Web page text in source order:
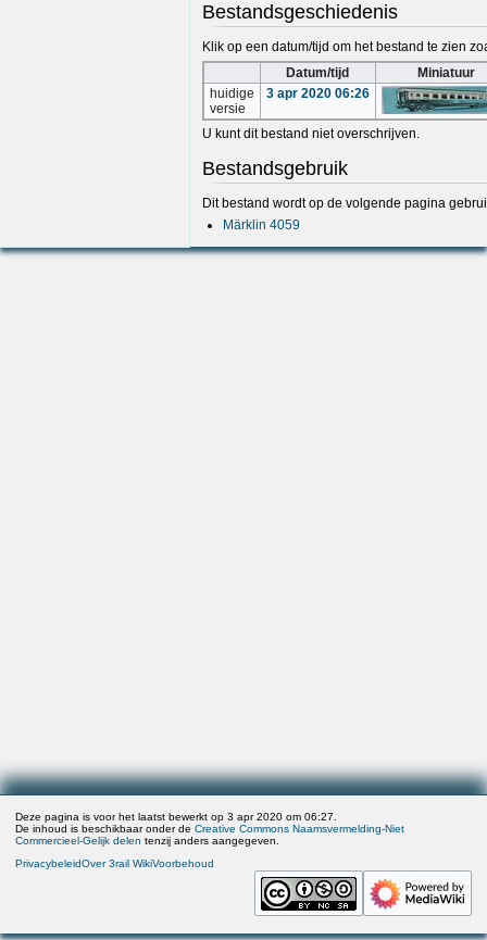
Bestandsgeschiedenis
Klik op een datum/tijd om het bestand te zien
Datum/tijd
Miniatuur
huidige
versie
3 apr 2020 06:26
U kunt dit bestand niet overschrijven.
Bestandsgebruik
Dit bestand wordt op de volgende pagina
Märklin 4059
Deze pagina is voor het laatst bewerkt op 3 apr 2020 om 06:27.
De inhoud is beschikbaar onder deCreative Commons Naamsvermelding-Niet
Commercieel-Gelijk delen tenzij anders aangegeven.
PrivacybeleidOver 3rail WikiVoorbehoud